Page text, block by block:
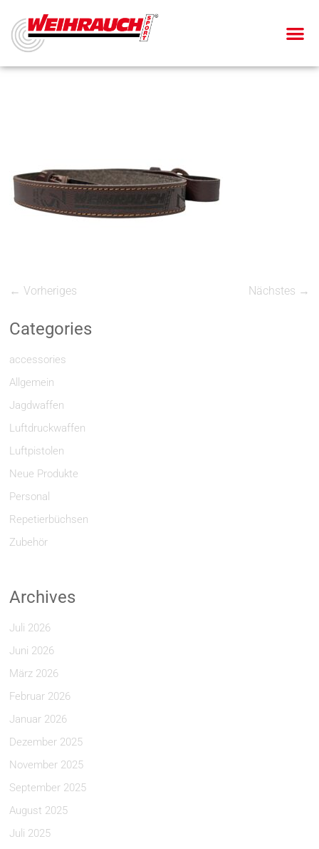
← Vorheriges Nächstes →
Categories
accessories
Allgemein
Jagdwaffen
Luftdruckwaffen
Luftpistolen
Neue Produkte
Personal
Repetierbüchsen
Zubehör
Archives
Juli 2026
Juni 2026
März 2026
Februar 2026
Januar 2026
Dezember 2025
November 2025
September 2025
August 2025
Juli 2025